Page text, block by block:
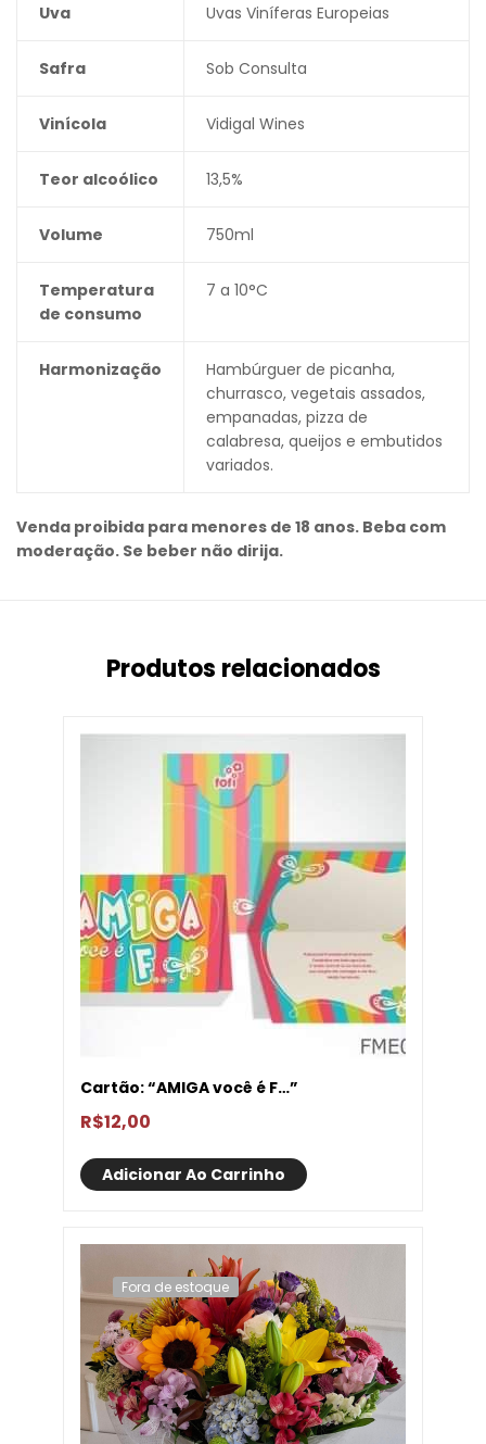
Uva Uvas Viníferas Europeias
Safra Sob Consulta
Vinícola Vidigal Wines
Teor alcoólico 13,5%
Volume 750ml
Temperatura
de consumo
7 a 10°C
Harmonização
Hambúrguer de picanha,
churrasco, vegetais assados,
empanadas, pizza de
calabresa, queijos e embutidos
variados.
Venda proibida para menores de 18 anos. Beba com
moderação. Se beber não dirija.
Produtos relacionados
Cartão: “AMIGA você é F…”
R$12,00
Adicionar Ao Carrinho
Fora de estoque